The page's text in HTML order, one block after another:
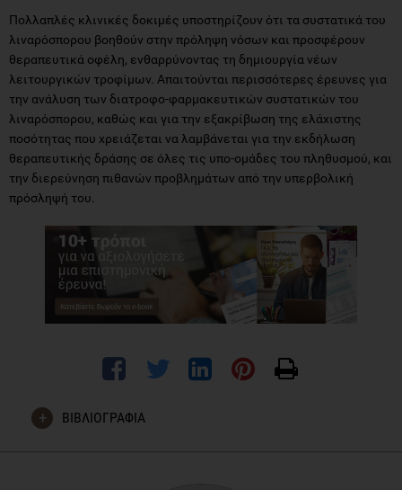
Πολλαπλές κλινικές δοκιμές υποστηρίζουν ότι τα συστατικά του
λιναρόσπορου βοηθούν στην πρόληψη νόσων και προσφέρουν
θεραπευτικά οφέλη, ενθαρρύνοντας τη δημιουργία νέων
λειτουργικών τροφίμων. Απαιτούνται περισσότερες έρευνες για
την ανάλυση των διατροφο-φαρμακευτικών συστατικών του
λιναρόσπορου, καθώς και για την εξακρίβωση της ελάχιστης
ποσότητας που χρειάζεται να λαμβάνεται για την εκδήλωση
θεραπευτικής δράσης σε όλες τις υπο-ομάδες του πληθυσμού, και
την διερεύνηση πιθανών προβλημάτων από την υπερβολική
πρόσληψή του.
ΒΙΒΛΙΟΓΡΑΦΙΑ